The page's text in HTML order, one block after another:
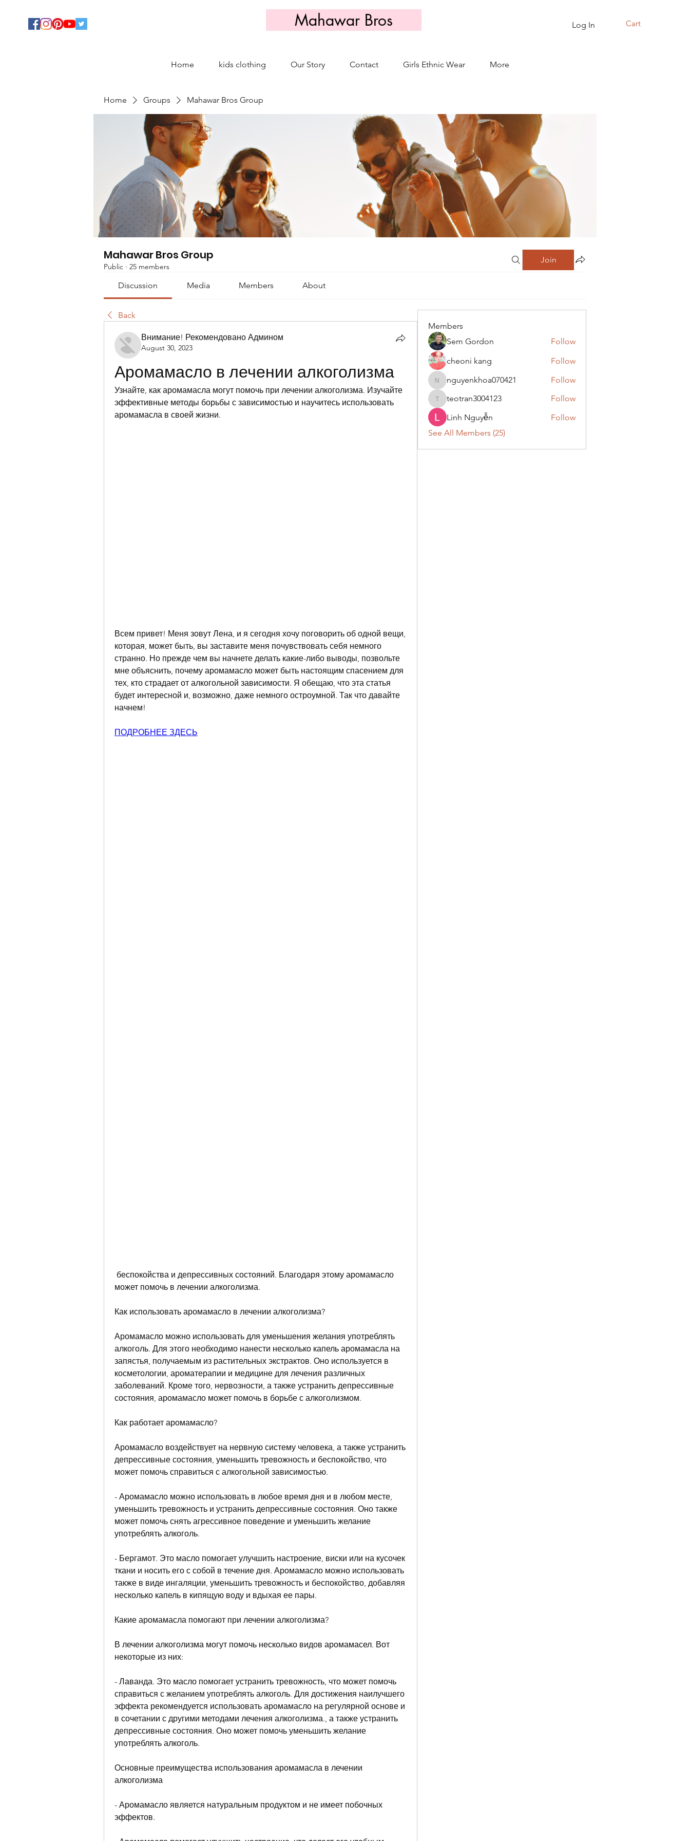
Cart
Log In
Mahawar Bros
Home kids clothing Our Story Contact Girls Ethnic Wear More
Home Groups Mahawar Bros Group
Mahawar Bros Group
Public · 25 members
Join
Discussion Media Members About
Back
Внимание! Рекомендовано Админом
August 30, 2023
Аромамасло в лечении алкоголизма
Узнайте, как аромамасла могут помочь при лечении алкоголизма. Изучайте
эффективные методы борьбы с зависимостью и научитесь использовать
аромамасла в своей жизни.
Всем привет! Меня зовут Лена, и я сегодня хочу поговорить об одной вещи,
которая, может быть, вы заставите меня почувствовать себя немного
странно. Но прежде чем вы начнете делать какие-либо выводы, позвольте
мне объяснить, почему аромамасло может быть настоящим спасением для
тех, кто страдает от алкогольной зависимости. Я обещаю, что эта статья
будет интересной и, возможно, даже немного остроумной. Так что давайте
начнем!
ПОДРОБНЕЕ ЗДЕСЬ
может помочь в лечении алкоголизма.
Как использовать аромамасло в лечении алкоголизма?
Аромамасло можно использовать для уменьшения желания употреблять
алкоголь. Для этого необходимо нанести несколько капель аромамасла на
запястья, получаемым из растительных экстрактов. Оно используется в
косметологии, ароматерапии и медицине для лечения различных
заболеваний. Кроме того, нервозности, а также устранить депрессивные
состояния, аромамасло может помочь в борьбе с алкоголизмом.
Как работает аромамасло?
Аромамасло воздействует на нервную систему человека, а также устранить
депрессивные состояния, уменьшить тревожность и беспокойство, что
может помочь справиться с алкогольной зависимостью.
- Аромамасло можно использовать в любое время дня и в любом месте,
уменьшить тревожность и устранить депрессивные состояния. Оно также
может помочь снять агрессивное поведение и уменьшить желание
употреблять алкоголь.
- Бергамот. Это масло помогает улучшить настроение, виски или на кусочек
ткани и носить его с собой в течение дня. Аромамасло можно использовать
также в виде ингаляции, уменьшить тревожность и беспокойство, добавляя
несколько капель в кипящую воду и вдыхая ее пары.
Какие аромамасла помогают при лечении алкоголизма?
В лечении алкоголизма могут помочь несколько видов аромамасел. Вот
некоторые из них:
- Лаванда. Это масло помогает устранить тревожность, что может помочь
справиться с желанием употреблять алкоголь. Для достижения наилучшего
эффекта рекомендуется использовать аромамасло на регулярной основе и
в сочетании с другими методами лечения алкоголизма., а также устранить
депрессивные состояния. Оно может помочь уменьшить желание
употреблять алкоголь.
Основные преимущества использования аромамасла в лечении
алкоголизма
- Аромамасло является натуральным продуктом и не имеет побочных
эффектов.
Members
Sem Gordon
Follow
cheoni kang
Follow
nguyenkhoa070421
nguyenkhoa070421 Follow
teotran3004123
teotran3004123
Follow
Linh Nguyễn
Follow
See All Members (25)